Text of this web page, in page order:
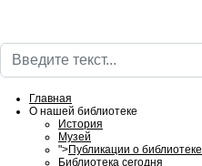
Поиск
Главная
О нашей библиотеке
История
Музей
">Публикации о библиотеке
Библиотека сегодня